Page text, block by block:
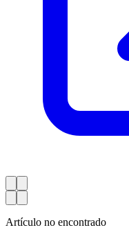
Artículo no encontrado